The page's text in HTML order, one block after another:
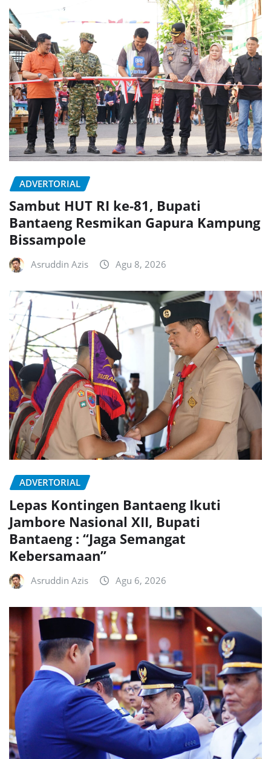
ADVERTORIAL
Sambut HUT RI ke-81, Bupati
Bantaeng Resmikan Gapura Kampung
Bissampole
Asruddin Azis Agu 8, 2026
ADVERTORIAL
Lepas Kontingen Bantaeng Ikuti
Jambore Nasional XII, Bupati
Bantaeng : “Jaga Semangat
Kebersamaan”
Asruddin Azis Agu 6, 2026